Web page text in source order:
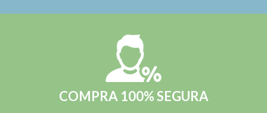
COMPRA 100% SEGURA